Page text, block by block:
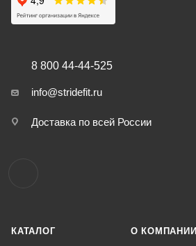
КАТАЛОГ О КОМПАНИИ
8 800 44-44-525
info@stridefit.ru
Доставка по всей России